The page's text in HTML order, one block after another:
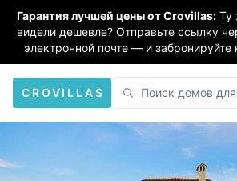
Гарантия лучшей цены от Crovillas: Ту
видели дешевле? Отправьте ссылку
электронной почте — и
CROVILLAS